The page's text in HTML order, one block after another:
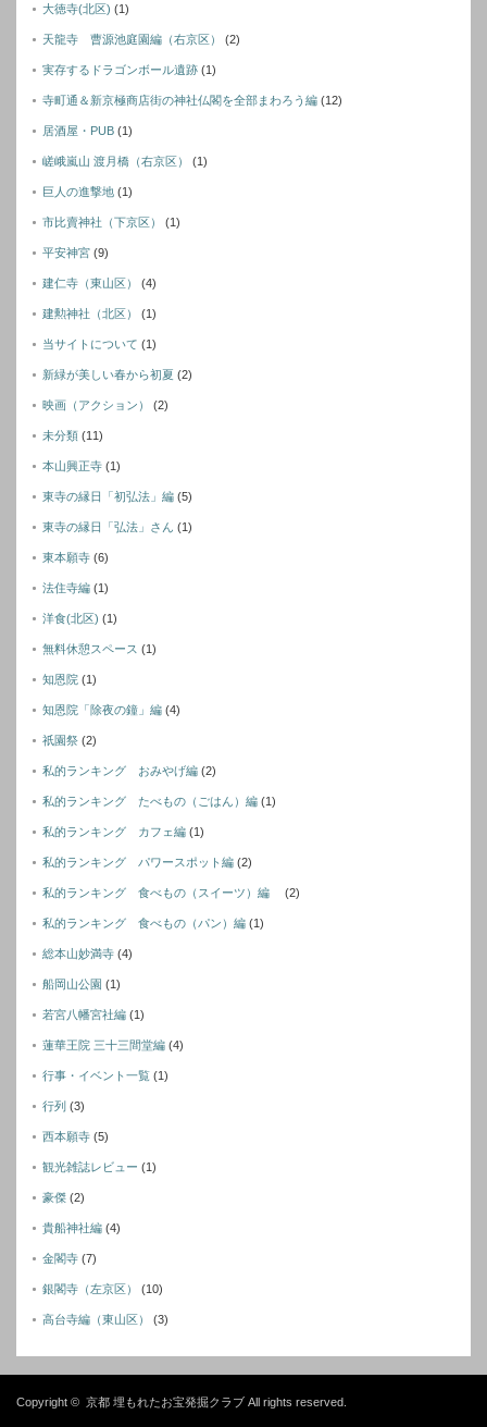
大徳寺(北区) (1)
天龍寺 曹源池庭園編（右京区） (2)
実存するドラゴンボール遺跡 (1)
寺町通＆新京極商店街の神社仏閣を全部まわろう編 (12)
居酒屋・PUB (1)
嵯峨嵐山 渡月橋（右京区） (1)
巨人の進撃地 (1)
市比賣神社（下京区） (1)
平安神宮 (9)
建仁寺（東山区） (4)
建勲神社（北区） (1)
当サイトについて (1)
新緑が美しい春から初夏 (2)
映画（アクション） (2)
未分類 (11)
本山興正寺 (1)
東寺の縁日「初弘法」編 (5)
東寺の縁日「弘法」さん (1)
東本願寺 (6)
法住寺編 (1)
洋食(北区) (1)
無料休憩スペース (1)
知恩院 (1)
知恩院「除夜の鐘」編 (4)
祇園祭 (2)
私的ランキング おみやげ編 (2)
私的ランキング たべもの（ごはん）編 (1)
私的ランキング カフェ編 (1)
私的ランキング パワースポット編 (2)
私的ランキング 食べもの（スイーツ）編 (2)
私的ランキング 食べもの（パン）編 (1)
総本山妙満寺 (4)
船岡山公園 (1)
若宮八幡宮社編 (1)
蓮華王院 三十三間堂編 (4)
行事・イベント一覧 (1)
行列 (3)
西本願寺 (5)
観光雑誌レビュー (1)
豪傑 (2)
貴船神社編 (4)
金閣寺 (7)
銀閣寺（左京区） (10)
高台寺編（東山区） (3)
Copyright © 京都 埋もれたお宝発掘クラブ All rights reserved.